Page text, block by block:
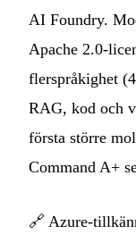
AI Foundry.
Apache 2.0-
flerspråkighet
RAG, kod och
första större
Command A+
🔗 Azure-